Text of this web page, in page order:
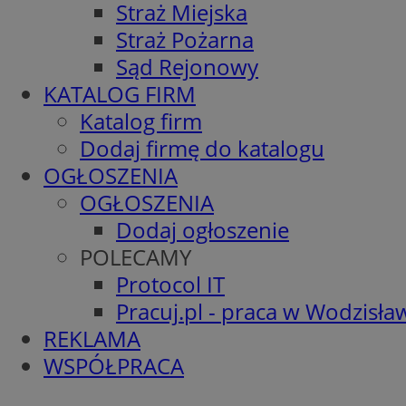
Straż Miejska
Straż Pożarna
Sąd Rejonowy
KATALOG FIRM
Katalog firm
Dodaj firmę do katalogu
OGŁOSZENIA
OGŁOSZENIA
Dodaj ogłoszenie
POLECAMY
Protocol IT
Pracuj.pl - praca w
REKLAMA
WSPÓŁPRACA